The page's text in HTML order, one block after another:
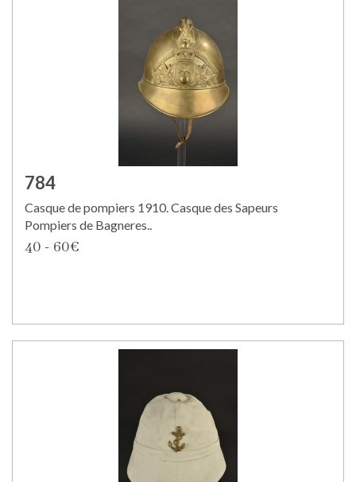
784
Casque de pompiers 1910. Casque des Sapeurs
Pompiers de Bagneres..
40 - 60€